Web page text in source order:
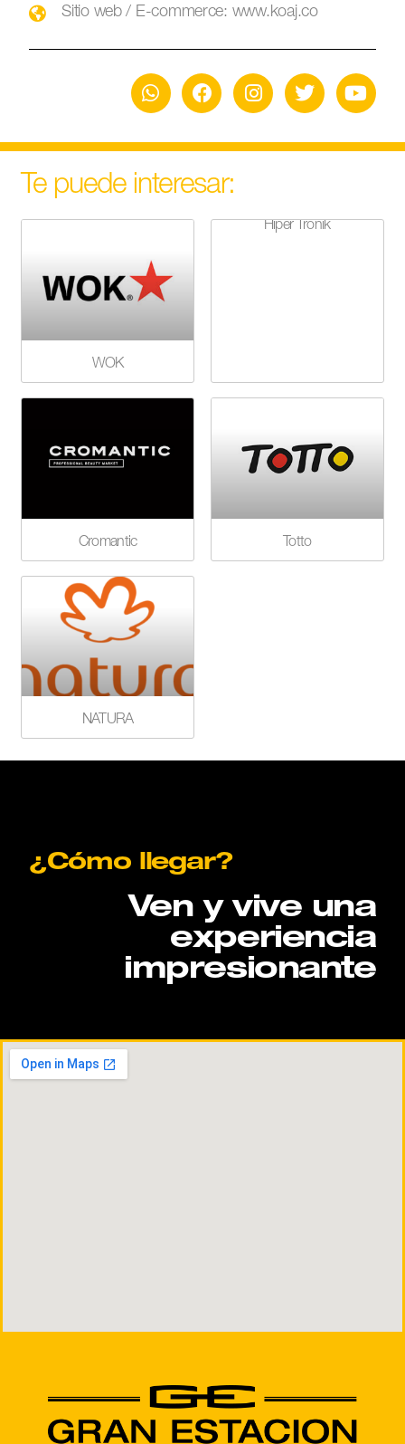
Sitio web / E-commerce: www.koaj.co
Te puede interesar:
WOK
Hiper Tronik
Cromantic Totto
NATURA
¿Cómo llegar?
Ven y vive una
experiencia
impresionante